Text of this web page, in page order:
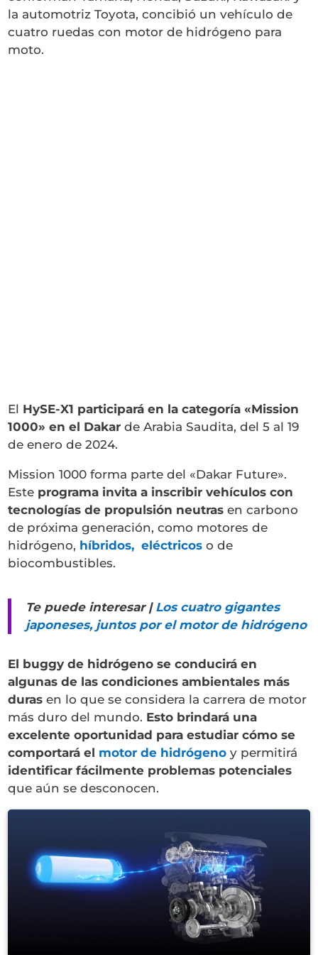
la automotriz Toyota, concibió un vehículo de
cuatro ruedas con motor de hidrógeno para
moto.
El HySE-X1 participará en la categoría «Mission
1000» en el Dakar de Arabia Saudita, del 5 al 19
de enero de 2024.
Mission 1000 forma parte del «Dakar Future».
Este programa invita a inscribir vehículos con
tecnologías de propulsión neutras en carbono
de próxima generación, como motores de
hidrógeno, híbridos, eléctricos o de
biocombustibles.
Te puede interesar | Los cuatro gigantes
japoneses, juntos por el motor de hidrógeno
El buggy de hidrógeno se conducirá en
algunas de las condiciones ambientales más
duras en lo que se considera la carrera de motor
más duro del mundo. Esto brindará una
excelente oportunidad para estudiar cómo se
comportará el motor de hidrógeno y permitirá
identificar fácilmente problemas potenciales
que aún se desconocen.